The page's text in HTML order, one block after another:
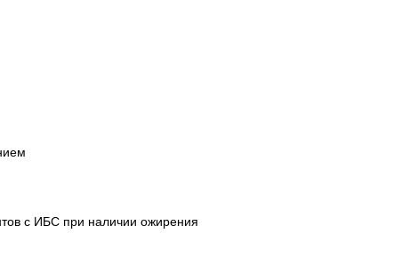
с ИБС при наличии ожирения